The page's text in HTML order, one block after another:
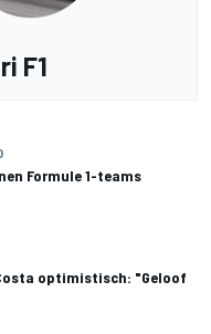
F1
Formule 1-teams
optimistisch: "Geloof